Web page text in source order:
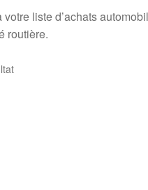
liste d’achats
routière.